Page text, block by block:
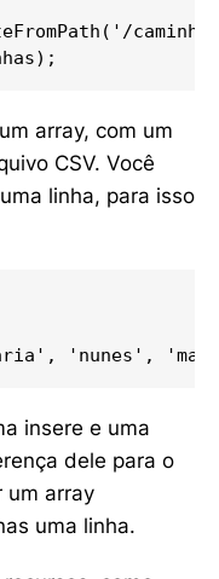
array, com um
CSV. Você
linha, para isso
'nunes', '
insere e uma
dele para o
um array
uma linha.